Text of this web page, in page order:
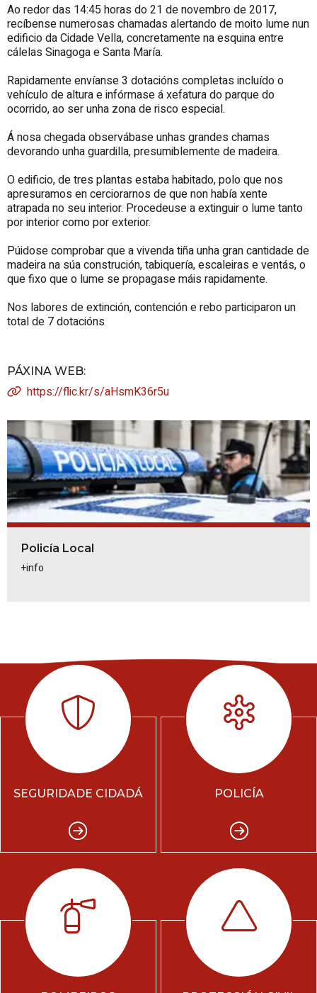
Ao redor das 14:45 horas do 21 de novembro de 2017,
recíbense numerosas chamadas alertando de moito lume nun
edificio da Cidade Vella, concretamente na esquina entre
cálelas Sinagoga e Santa María.
Rapidamente envíanse 3 dotacións completas incluído o
vehículo de altura e infórmase á xefatura do parque do
ocorrido, ao ser unha zona de risco especial.
Á nosa chegada observábase unhas grandes chamas
devorando unha guardilla, presumiblemente de madeira.
O edificio, de tres plantas estaba habitado, polo que nos
apresuramos en cerciorarnos de que non había xente
atrapada no seu interior. Procedeuse a extinguir o lume tanto
por interior como por exterior.
Púidose comprobar que a vivenda tiña unha gran cantidade de
madeira na súa construción, tabiquería, escaleiras e ventás, o
que fixo que o lume se propagase máis rapidamente.
Nos labores de extinción, contención e rebo participaron un
total de 7 dotacións
PÁXINA WEB:
https://flic.kr/s/aHsmK36r5u
Policía Local
+info
SEGURIDADE CIDADÁ POLICÍA